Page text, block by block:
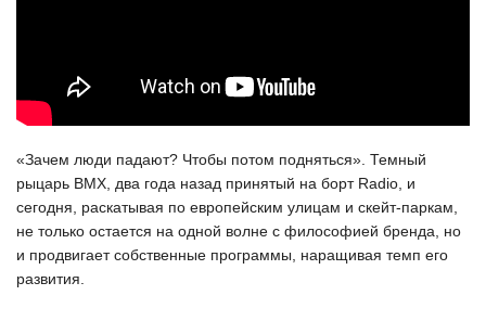
«Зачем люди падают? Чтобы потом подняться». Темный
рыцарь BMX, два года назад принятый на борт Radio, и
сегодня, раскатывая по европейским улицам и скейт-паркам,
не только остается на одной волне с философией бренда, но
и продвигает собственные программы, наращивая темп его
развития.